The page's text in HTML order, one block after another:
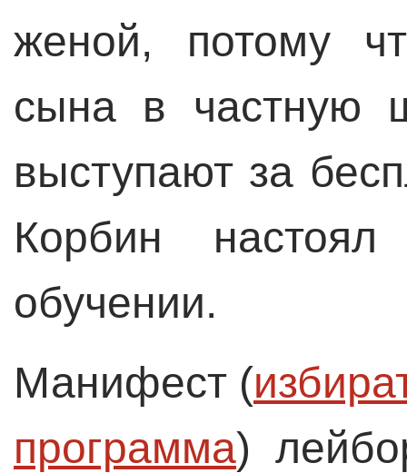
женой, потому
сына в частную
выступают за
Корбин настоял
обучении.
Манифест (
программа)